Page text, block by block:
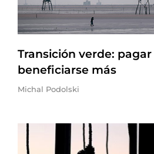
Transición verde:
beneficiarse más
Michal Podolski